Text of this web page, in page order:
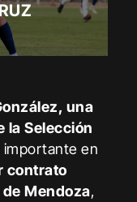
una
la Selección
importante en
contrato
Mendoza,